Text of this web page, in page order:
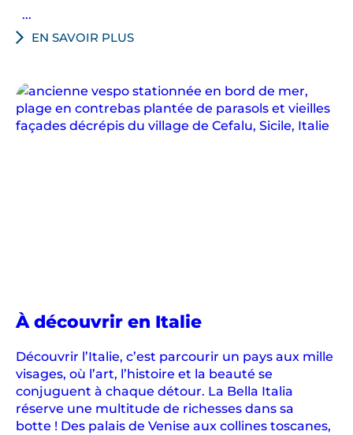
...
EN SAVOIR PLUS
À découvrir en Italie
Découvrir l’Italie, c’est parcourir un pays aux mille
visages, où l’art, l’histoire et la beauté se
conjuguent à chaque détour. La Bella Italia
réserve une multitude de richesses dans sa
botte ! Des palais de Venise aux collines toscanes,